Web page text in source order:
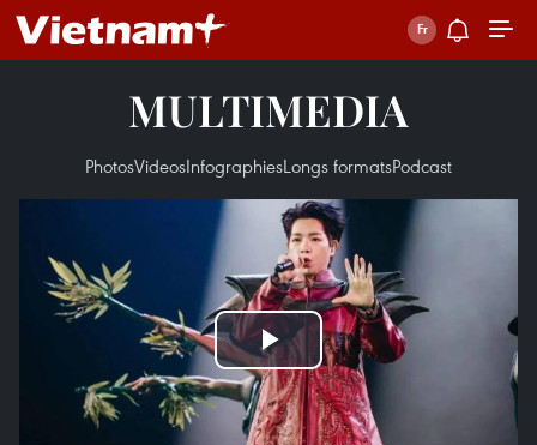
MULTIMEDIA
PhotosVideosInfographiesLongs formatsPodcast
Play
Video